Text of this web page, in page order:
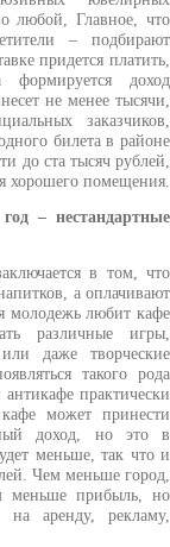
любой, Главное, что
– подбирают
придется платить,
доход
не менее тысячи,
заказчиков,
билета в районе
до ста тысяч рублей,
хорошего помещения.
– нестандартные
в том, что
а оплачивают
молодежь любит кафе
различные игры,
даже творческие
такого рода
практически
может принести
доход, но это в
меньше, так что и
Чем меньше город,
меньше прибыль, но
на аренду, рекламу,